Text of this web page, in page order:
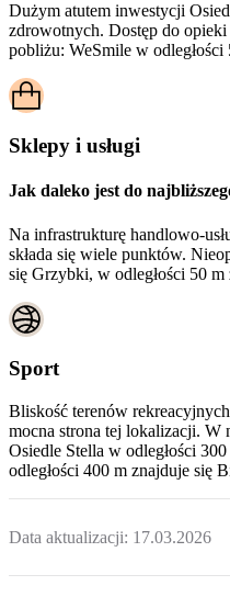
Dużym atutem inwestycji
zdrowotnych. Dostęp do
pobliżu: WeSmile w odległości
Sklepy i usługi
Jak daleko jest do
Na infrastrukturę handlowo-
składa się wiele punktów.
się Grzybki, w odległości 50 m
Sport
Bliskość terenów
mocna strona tej lokalizacji.
Osiedle Stella w odległości
odległości 400 m znajduje się
Data aktualizacji: 17.03.2026